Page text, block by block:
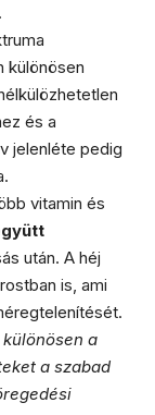
különösen
és a
jelenléte pedig
vitamin és
után. A héj
is, ami
a
a szabad